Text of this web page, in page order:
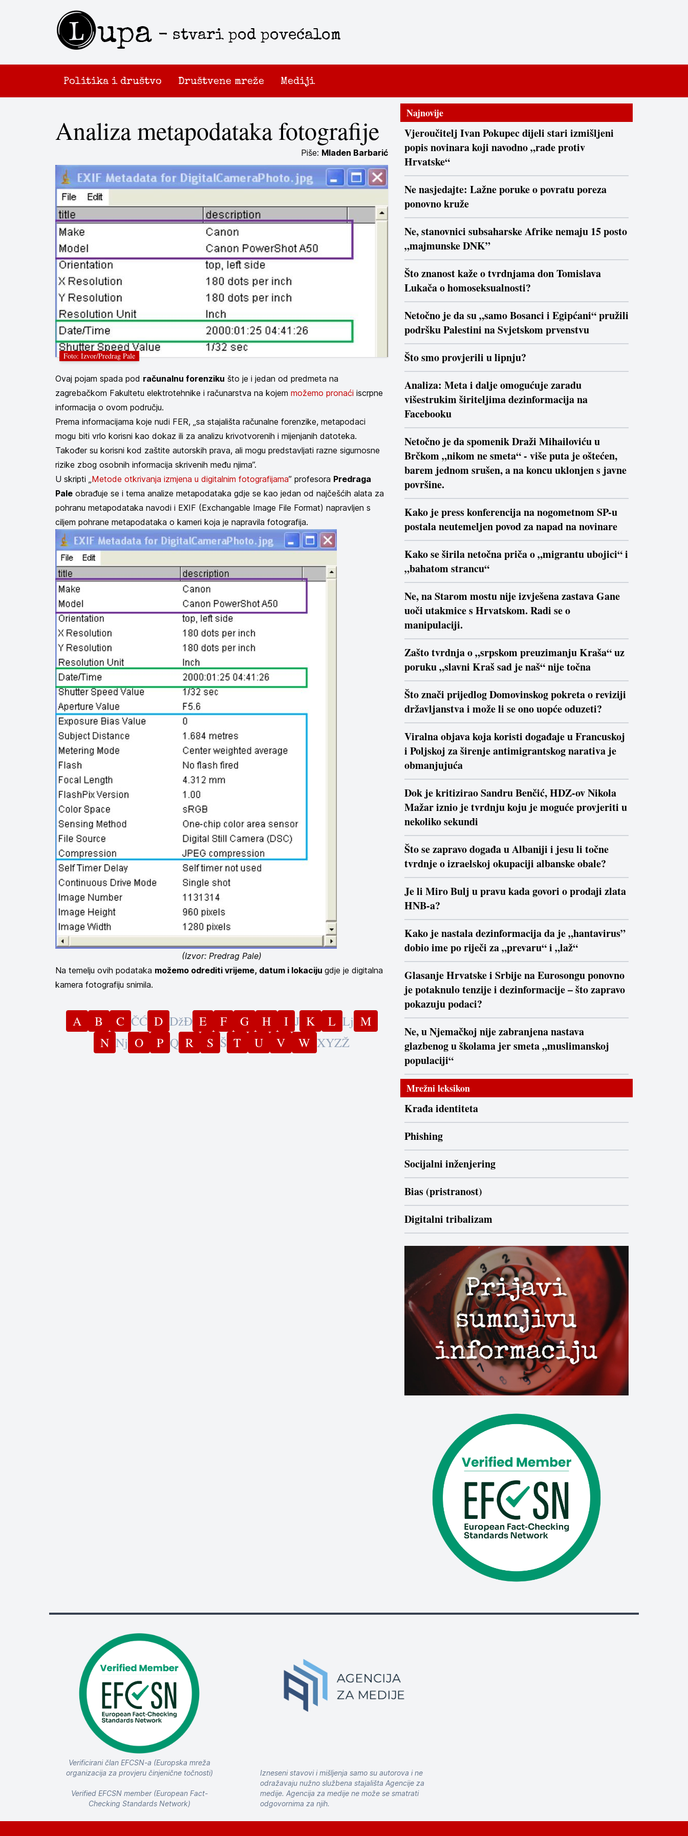
Lupa - stvari pod povećalom
Politika i društvo Društvene mreže Mediji
Analiza metapodataka fotografije
Piše: Mladen Barbarić
Foto: Izvor/Predrag Pale
Ovaj pojam spada pod računalnu forenziku što je i jedan od predmeta na
zagrebačkom Fakultetu elektrotehnike i računarstva na kojem možemo pronaći iscrpne
informacija o ovom području.
Prema informacijama koje nudi FER, „sa stajališta računalne forenzike, metapodaci
mogu biti vrlo korisni kao dokaz ili za analizu krivotvorenih i mijenjanih datoteka.
Također su korisni kod zaštite autorskih prava, ali mogu predstavljati razne sigurnosne
rizike zbog osobnih informacija skrivenih među njima”.
U skripti „Metode otkrivanja izmjena u digitalnim fotografijama” profesora Predraga
Pale obrađuje se i tema analize metapodataka gdje se kao jedan od najčešćih alata za
pohranu metapodataka navodi i EXIF (Exchangable Image File Format) napravljen s
ciljem pohrane metapodataka o kameri koja je napravila fotografija.
(Izvor: Predrag Pale)
Na temelju ovih podataka možemo odrediti vrijeme, datum i lokaciju gdje je digitalna
kamera fotografiju snimila.
A B C ČĆ D DžĐ E F G H I J K L Lj M
N Nj O P Q R S Š T U V W XYZŽ
Najnovije
Vjeroučitelj Ivan Pokupec dijeli stari izmišljeni
popis novinara koji navodno „rade protiv
Hrvatske“
Ne nasjedajte: Lažne poruke o povratu poreza
ponovno kruže
Ne, stanovnici subsaharske Afrike nemaju 15 posto
„majmunske DNK”
Što znanost kaže o tvrdnjama don Tomislava
Lukača o homoseksualnosti?
Netočno je da su „samo Bosanci i Egipćani“ pružili
podršku Palestini na Svjetskom prvenstvu
Što smo provjerili u lipnju?
Analiza: Meta i dalje omogućuje zaradu
višestrukim širiteljima dezinformacija na
Facebooku
Netočno je da spomenik Draži Mihailoviću u
Brčkom „nikom ne smeta“ - više puta je oštećen,
barem jednom srušen, a na koncu uklonjen s javne
površine.
Kako je press konferencija na nogometnom SP-u
postala neutemeljen povod za napad na novinare
Kako se širila netočna priča o „migrantu ubojici“ i
„bahatom strancu“
Ne, na Starom mostu nije izvješena zastava Gane
uoči utakmice s Hrvatskom. Radi se o
manipulaciji.
Zašto tvrdnja o „srpskom preuzimanju Kraša“ uz
poruku „slavni Kraš sad je naš“ nije točna
Što znači prijedlog Domovinskog pokreta o reviziji
državljanstva i može li se ono uopće oduzeti?
Viralna objava koja koristi događaje u Francuskoj
i Poljskoj za širenje antimigrantskog narativa je
obmanjujuća
Dok je kritizirao Sandru Benčić, HDZ-ov Nikola
Mažar iznio je tvrdnju koju je moguće provjeriti u
nekoliko sekundi
Što se zapravo događa u Albaniji i jesu li točne
tvrdnje o izraelskoj okupaciji albanske obale?
Je li Miro Bulj u pravu kada govori o prodaji zlata
HNB-a?
Kako je nastala dezinformacija da je „hantavirus”
dobio ime po riječi za „prevaru“ i „laž“
Glasanje Hrvatske i Srbije na Eurosongu ponovno
je potaknulo tenzije i dezinformacije – što zapravo
pokazuju podaci?
Ne, u Njemačkoj nije zabranjena nastava
glazbenog u školama jer smeta „muslimanskoj
populaciji“
Mrežni leksikon
Krađa identiteta
Phishing
Socijalni inženjering
Bias (pristranost)
Digitalni tribalizam
Verificirani član EFCSN-a (Europska mreža
organizacija za provjeru činjenične točnosti)
Verified EFCSN member (European Fact-
Checking Standards Network)
Izneseni stavovi i mišljenja samo su autorova i ne
odražavaju nužno službena stajališta Agencije za
medije. Agencija za medije ne može se smatrati
odgovornima za njih.